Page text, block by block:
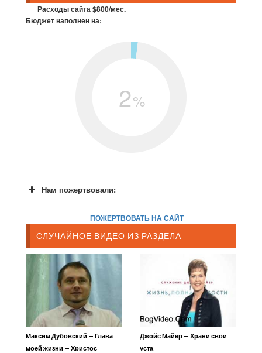
Расходы сайта $800/мес.
Бюджет наполнен на:
2%
Нам пожертвовали:
ПОЖЕРТВОВАТЬ НА САЙТ
СЛУЧАЙНОЕ ВИДЕО ИЗ РАЗДЕЛА
Максим Дубовский — Глава
моей жизни — Христос
Джойс Майер — Храни свои
уста